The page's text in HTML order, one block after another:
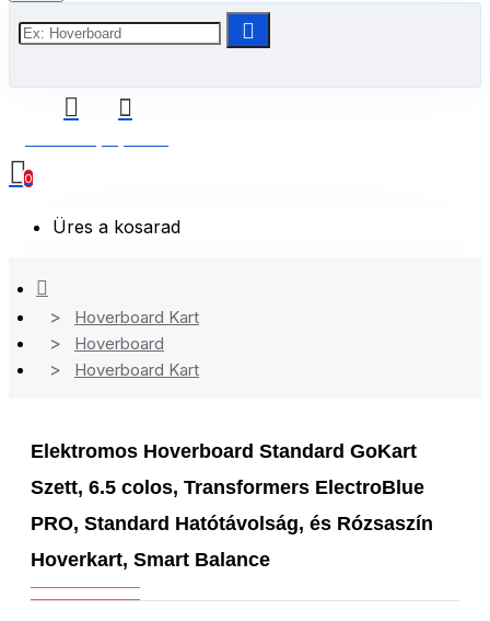
0
Üres a kosarad
Hoverboard Kart
Hoverboard
Hoverboard Kart
Elektromos Hoverboard Standard GoKart
Szett, 6.5 colos, Transformers ElectroBlue
PRO, Standard Hatótávolság, és Rózsaszín
Hoverkart, Smart Balance